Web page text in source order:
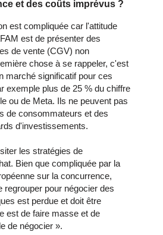
et des coûts imprévus ?
est compliquée car l'attitude
est de présenter des
de vente (CGV) non
chose à se rappeler, c'est
marché significatif pour ces
exemple plus de 25 % du chiffre
ou de Meta. Ils ne peuvent pas
de consommateurs et des
d'investissements.
les stratégies de
Bien que compliquée par la
sur la concurrence,
regrouper pour négocier des
est perdue et doit être
est de faire masse et de
de négocier ».